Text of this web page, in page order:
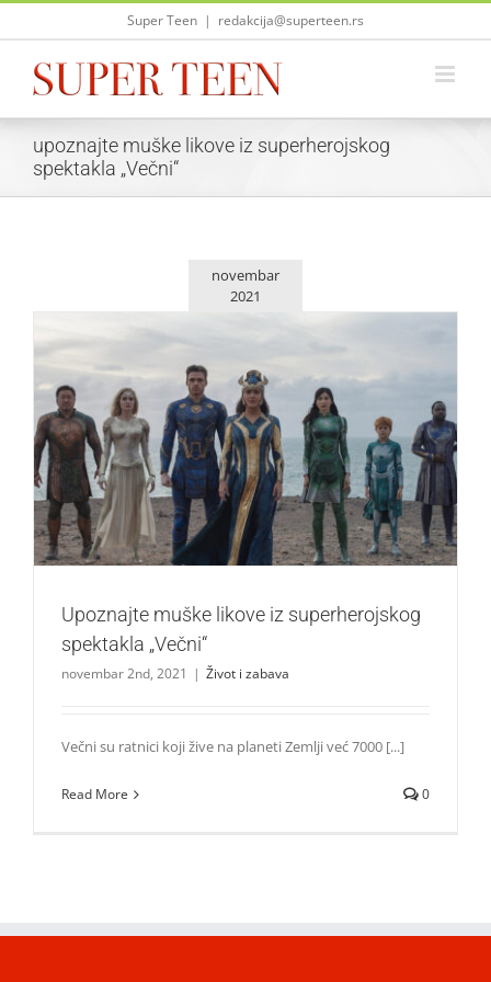
Skip
Super Teen | redakcija@superteen.rs
upoznajte muške likove iz superherojskog
spektakla „Večni“
novembar
2021
Upoznajte muške likove iz superherojskog spektakla
„Večni“
Život i zabava
Upoznajte muške likove iz superherojskog
spektakla „Večni“
novembar 2nd, 2021 | Život i zabava
Večni su ratnici koji žive na planeti Zemlji već 7000 [...]
Read More 0